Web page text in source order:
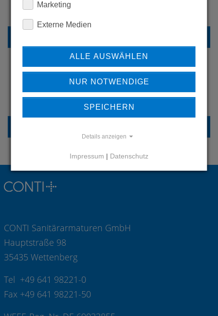
UNSERE REFERENZEN
HABEN SIE FRAGEN?
KONTAKTIEREN SIE UNS
CONTI Sanitärarmaturen GmbH
Hauptstraße 98
35435 Wettenberg
Tel +49 641 98221-0
Fax +49 641 98221-50
Marketing
Externe Medien
ALLE AUSWÄHLEN
NUR NOTWENDIGE
SPEICHERN
Details anzeigen
Impressum | Datenschutz